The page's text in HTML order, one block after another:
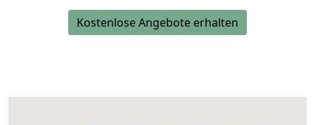
Kostenlose Angebote erhalten